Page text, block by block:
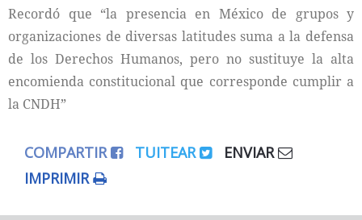
Recordó que “la presencia en México de grupos y
organizaciones de diversas latitudes suma a la defensa
de los Derechos Humanos, pero no sustituye la alta
encomienda constitucional que corresponde cumplir a
la CNDH”
COMPARTIR TUITEAR
ENVIAR
IMPRIMIR